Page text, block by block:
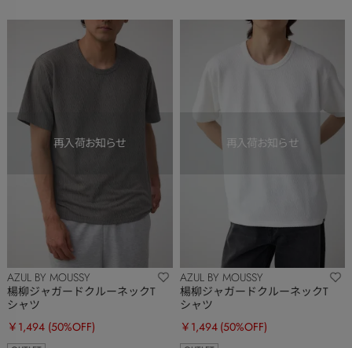
AZUL BY MOUSSY
楊柳ジャガードクルーネックT
シャツ
￥1,494 (50%OFF)
AZUL BY MOUSSY
楊柳ジャガードクルーネックT
シャツ
￥1,494 (50%OFF)